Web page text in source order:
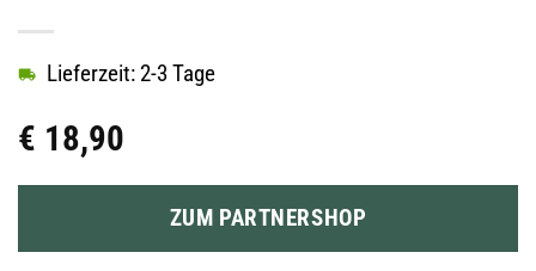
€ 18,90
Lieferzeit: 2-3 Tage
ZUM PARTNERSHOP